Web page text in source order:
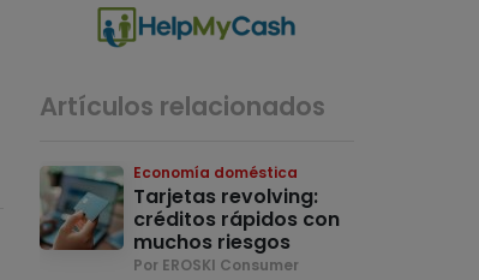
Artículos relacionados
Economía doméstica
Tarjetas revolving:
créditos rápidos con
muchos riesgos
Por EROSKI Consumer